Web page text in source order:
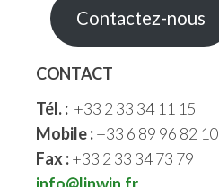
Contactez-nous
CONTACT
Tél. : +33 2 33 34 11 15
Mobile :+33 6 89 96 82 10
Fax :+33 2 33 34 73 79
info@linwin.fr